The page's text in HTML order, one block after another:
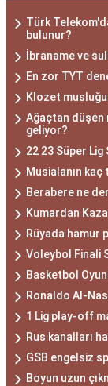
Türk
bulunur?
İbraname ve
En zor TYT
Klozet
Ağaçtan düşen
geliyor?
22 23 Süper Lig
Musialanın
Berabere ne
Kumardan
Rüyada hamur
Voleybol Finali
Basketbol
Ronaldo Al-
1 Lig play-off
Rus kanalları
GSB engelsiz
Boyun uzun